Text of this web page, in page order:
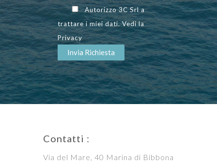
Autorizzo 3C Srl a
trattare i miei dati. Vedi la
Privacy
Contatti :
Via del Mare, 40 Marina di Bibbona